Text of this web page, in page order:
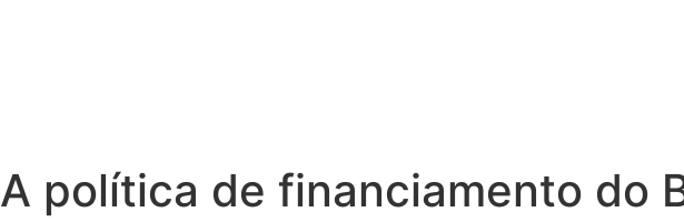
A política de financiamento do